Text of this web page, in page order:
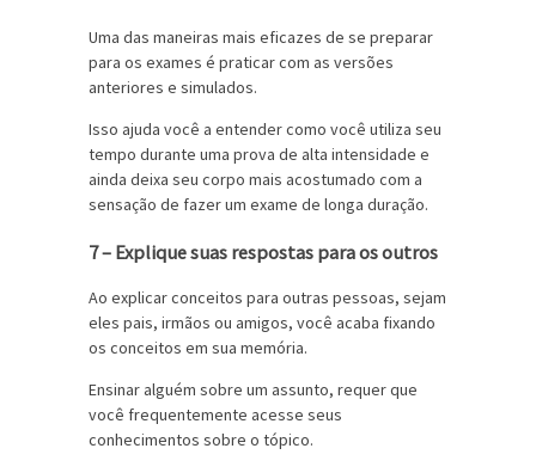
Uma das maneiras mais eficazes de se preparar
para os exames é praticar com as versões
anteriores e simulados.
Isso ajuda você a entender como você utiliza seu
tempo durante uma prova de alta intensidade e
ainda deixa seu corpo mais acostumado com a
sensação de fazer um exame de longa duração.
7 – Explique suas respostas para os outros
Ao explicar conceitos para outras pessoas, sejam
eles pais, irmãos ou amigos, você acaba fixando
os conceitos em sua memória.
Ensinar alguém sobre um assunto, requer que
você frequentemente acesse seus
conhecimentos sobre o tópico.